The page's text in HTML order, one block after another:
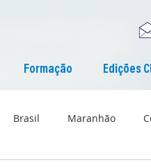
Formação Edições
Brasil Maranhão